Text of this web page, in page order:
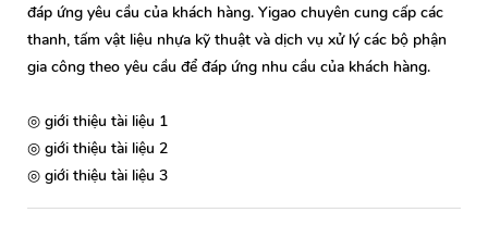
đáp ứng yêu cầu của khách hàng. Yigao chuyên cung cấp các
thanh, tấm vật liệu nhựa kỹ thuật và dịch vụ xử lý các bộ phận
gia công theo yêu cầu để đáp ứng nhu cầu của khách hàng.
◎ giới thiệu tài liệu 1
◎ giới thiệu tài liệu 2
◎ giới thiệu tài liệu 3